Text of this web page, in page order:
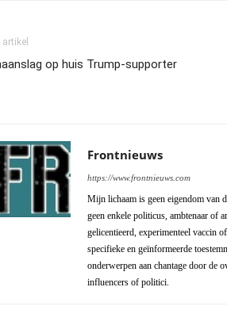
op huis Trump-supporter
Frontnieuws
https://www.frontnieuws.com
Mijn lichaam is geen eigendom van
geen enkele politicus, ambtenaar of
gelicentieerd, experimenteel vaccin
specifieke en geïnformeerde
onderwerpen aan chantage door de
influencers of politici.